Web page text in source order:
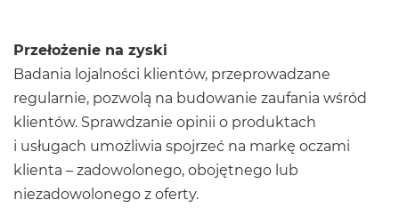
Przełożenie na zyski
Badania lojalności klientów, przeprowadzane
regularnie, pozwolą na budowanie zaufania wśród
klientów. Sprawdzanie opinii o produktach
i usługach umożliwia spojrzeć na markę oczami
klienta – zadowolonego, obojętnego lub
niezadowolonego z oferty.